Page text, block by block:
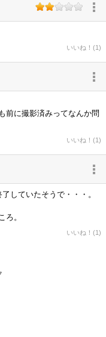
いいね！(1)
前に撮影済みってなんか問
いいね！(1)
していたそうで・・・。
ろ。
いいね！(1)